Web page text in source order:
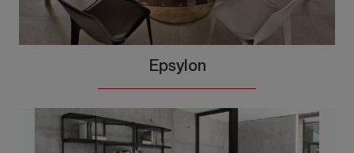
Epsylon